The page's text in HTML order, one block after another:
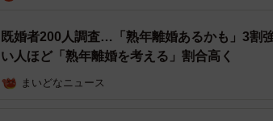
既婚者200人調査…「熟年離婚あるかも」3割
い人ほど「熟年離婚を考える」割合高く
まいどなニュース